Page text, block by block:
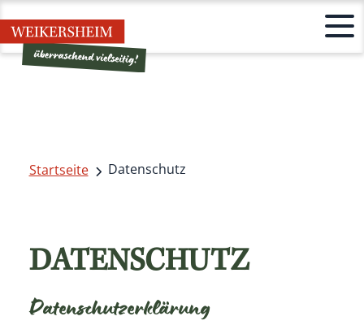
Startseite Datenschutz
DATENSCHUTZ
Datenschutzerklärung